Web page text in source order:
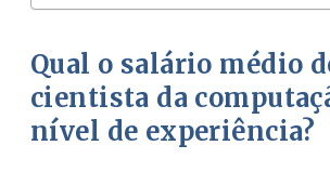
Qual o salário médio
cientista da
nível de experiência?